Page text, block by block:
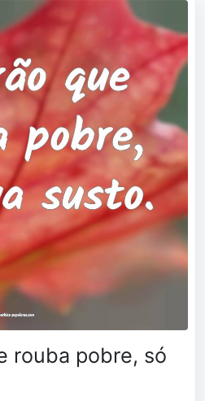
rouba pobre, só